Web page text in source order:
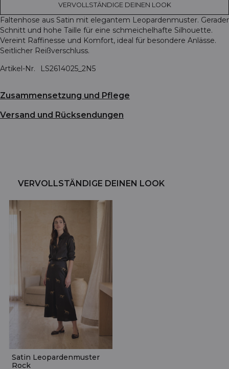
VERVOLLSTÄNDIGE DEINEN LOOK
Faltenhose aus Satin mit elegantem Leopardenmuster. Gerader
Schnitt und hohe Taille für eine schmeichelhafte Silhouette.
Vereint Raffinesse und Komfort, ideal für besondere Anlässe.
Seitlicher Reißverschluss.
Artikel-Nr.
LS2614025_2N5
Zusammensetzung und Pflege
Versand und Rücksendungen
VERVOLLSTÄNDIGE DEINEN LOOK
Satin Leopardenmuster
Rock